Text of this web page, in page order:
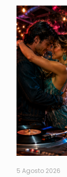
5 Agosto 2026